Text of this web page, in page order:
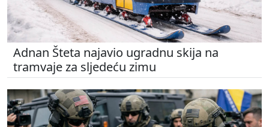
Adnan Šteta najavio ugradnu skija na
tramvaje za sljedeću zimu